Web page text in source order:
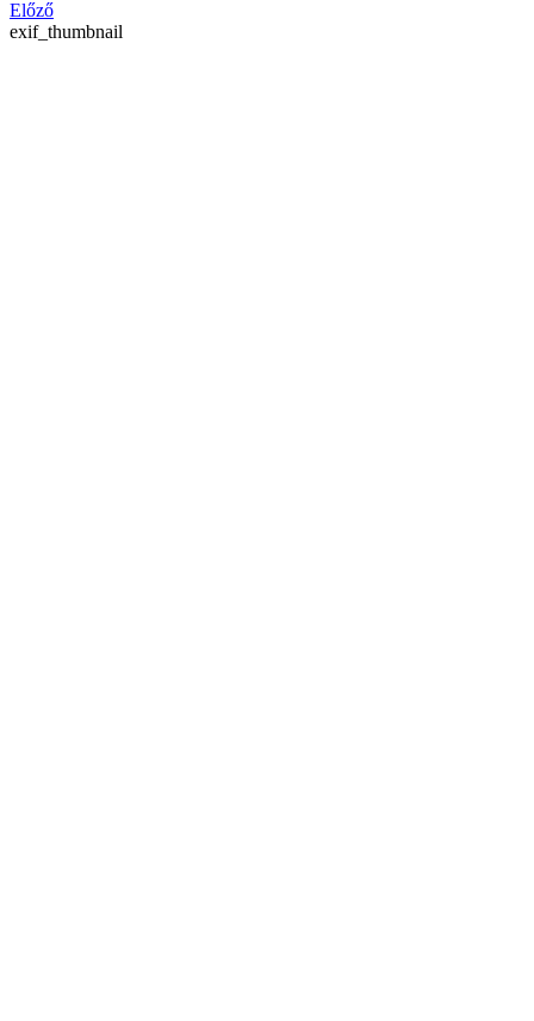
Előző
exif_thumbnail